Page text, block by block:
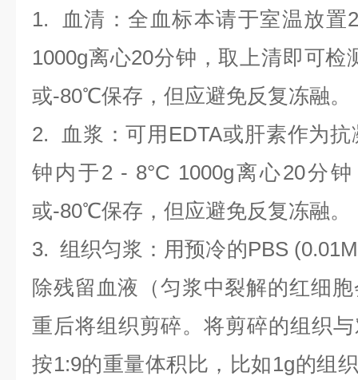
1.
血清 ：全血标本请于室温放
1000g离心20分钟，取上清即可
或-80℃保存，但应避免反复冻融。
2.
血浆 ：可用EDTA或肝素作为
钟内于2 - 8°C 1000g离心20分
或-80℃保存，但应避免反复冻融。
3.组织匀浆 ：用预冷的PBS
除残留血液（匀浆中裂解的红细
重后将组织剪碎。将剪碎的组织
按1:9的重量体积比，比如1g的组